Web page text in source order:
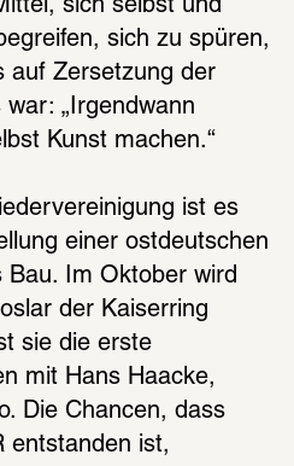
sich selbst und
sich zu spüren,
auf Zersetzung der
„Irgendwann
Kunst machen.“
ist es
einer ostdeutschen
Bau. Im Oktober wird
der Kaiserring
sie die erste
mit Hans Haacke,
Die Chancen, dass
entstanden ist,